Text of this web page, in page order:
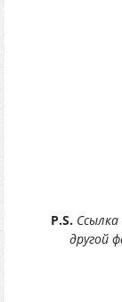
P.S.
другой